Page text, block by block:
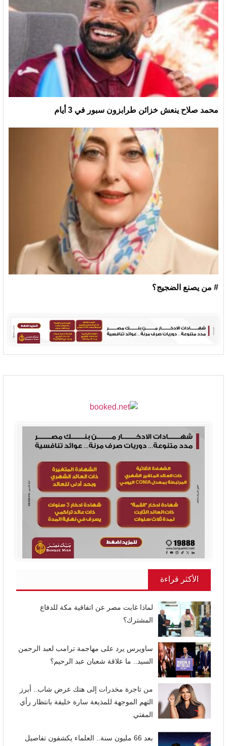
محمد صلاح ينعش خزائن طرابزون سبور في 3 أيام
# من يصنع الضجيج؟
الأكثر قراءة
لماذا غابت مصر عن اتفاقية مكة للدفاع
المشترك؟
ساويرس يرد على مهاجمة ترامب لعبد الرحمن
السيد.. ما علاقة شعبان عبد الرحيم؟
من تاجرة مخدرات إلى هتك عرض شاب.. أبرز
التهم الموجهة للمذيعة سارة خليفة بانتظار رأي
المفتي
بعد 66 مليون سنة.. العلماء يكشفون تفاصيل